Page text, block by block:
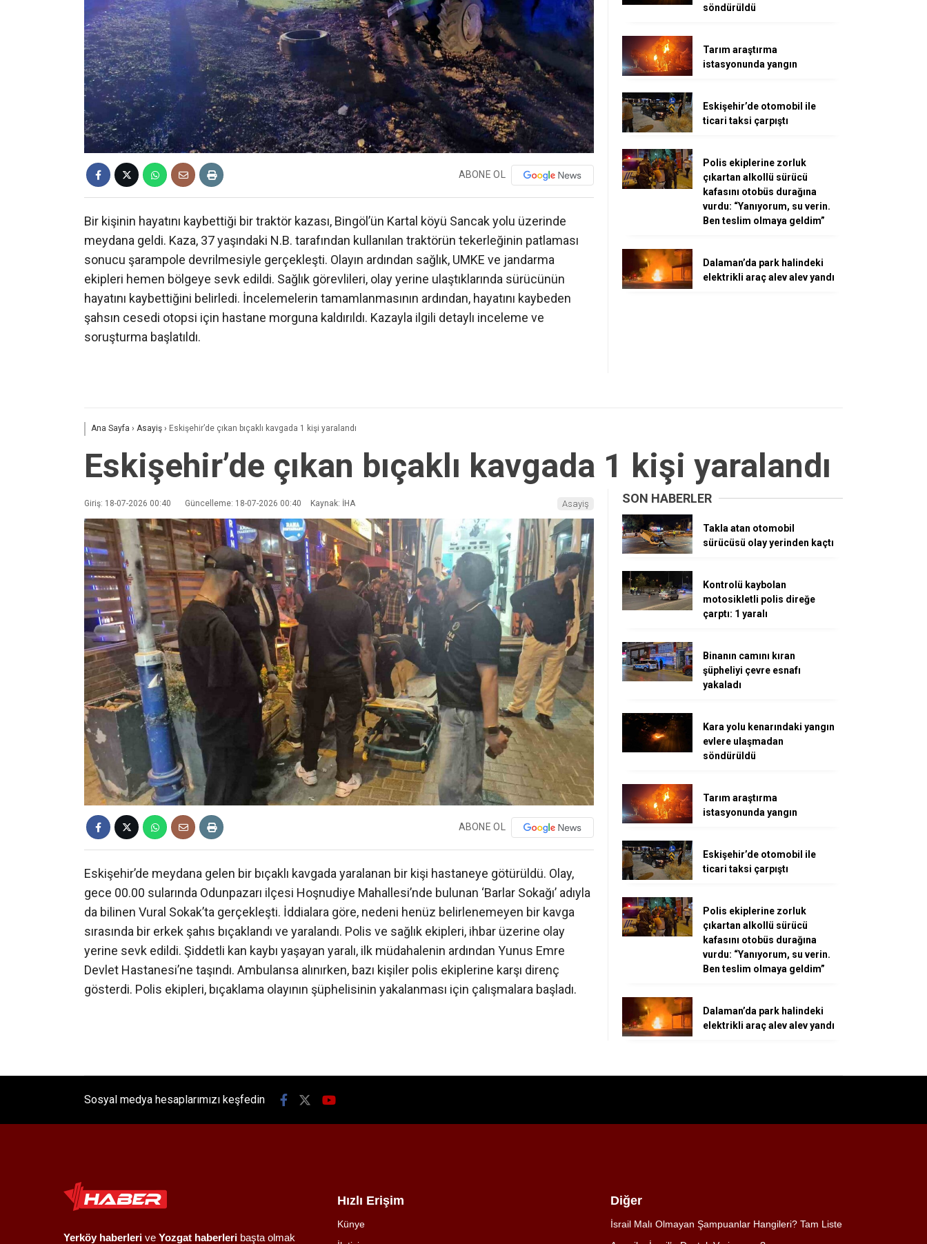
ABONE OL
Bir kişinin hayatını kaybettiği bir traktör kazası, Bingöl’ün Kartal köyü Sancak yolu üzerinde
meydana geldi. Kaza, 37 yaşındaki N.B. tarafından kullanılan traktörün tekerleğinin patlaması
sonucu şarampole devrilmesiyle gerçekleşti. Olayın ardından sağlık, UMKE ve jandarma
ekipleri hemen bölgeye sevk edildi. Sağlık görevlileri, olay yerine ulaştıklarında sürücünün
hayatını kaybettiğini belirledi. İncelemelerin tamamlanmasının ardından, hayatını kaybeden
şahsın cesedi otopsi için hastane morguna kaldırıldı. Kazayla ilgili detaylı inceleme ve
soruşturma başlatıldı.
söndürüldü
Tarım araştırma
istasyonunda yangın
Eskişehir’de otomobil ile
ticari taksi çarpıştı
Polis ekiplerine zorluk
çıkartan alkollü sürücü
kafasını otobüs durağına
vurdu: “Yanıyorum, su verin.
Ben teslim olmaya geldim”
Dalaman’da park halindeki
elektrikli araç alev alev yandı
Ana Sayfa › Asayiş › Eskişehir’de çıkan bıçaklı kavgada 1 kişi yaralandı
Eskişehir’de çıkan bıçaklı kavgada 1 kişi yaralandı
Giriş: 18-07-2026 00:40 Güncelleme: 18-07-2026 00:40 Kaynak: İHA Asayiş
ABONE OL
Eskişehir’de meydana gelen bir bıçaklı kavgada yaralanan bir kişi hastaneye götürüldü. Olay,
gece 00.00 sularında Odunpazarı ilçesi Hoşnudiye Mahallesi’nde bulunan ‘Barlar Sokağı’ adıyla
da bilinen Vural Sokak’ta gerçekleşti. İddialara göre, nedeni henüz belirlenemeyen bir kavga
sırasında bir erkek şahıs bıçaklandı ve yaralandı. Polis ve sağlık ekipleri, ihbar üzerine olay
yerine sevk edildi. Şiddetli kan kaybı yaşayan yaralı, ilk müdahalenin ardından Yunus Emre
Devlet Hastanesi’ne taşındı. Ambulansa alınırken, bazı kişiler polis ekiplerine karşı direnç
gösterdi. Polis ekipleri, bıçaklama olayının şüphelisinin yakalanması için çalışmalara başladı.
SON HABERLER
Takla atan otomobil
sürücüsü olay yerinden kaçtı
Kontrolü kaybolan
motosikletli polis direğe
çarptı: 1 yaralı
Binanın camını kıran
şüpheliyi çevre esnafı
yakaladı
Kara yolu kenarındaki yangın
evlere ulaşmadan
söndürüldü
Tarım araştırma
istasyonunda yangın
Eskişehir’de otomobil ile
ticari taksi çarpıştı
Polis ekiplerine zorluk
çıkartan alkollü sürücü
kafasını otobüs durağına
vurdu: “Yanıyorum, su verin.
Ben teslim olmaya geldim”
Dalaman’da park halindeki
elektrikli araç alev alev yandı
Sosyal medya hesaplarımızı keşfedin
Yerköy haberleri ve Yozgat haberleri başta olmak
Hızlı Erişim
Künye
Diğer
İsrail Malı Olmayan Şampuanlar Hangileri? Tam Liste